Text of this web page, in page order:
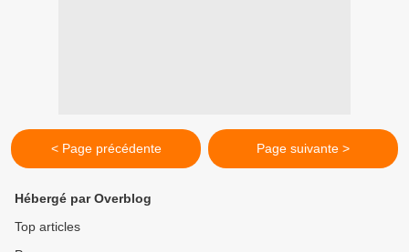
< Page précédente Page suivante >
Hébergé par Overblog
Top articles